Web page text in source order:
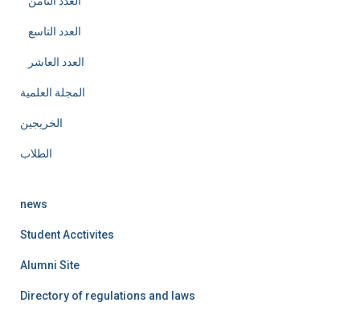
العدد التاسع
العدد العاشر
المجلة العلمية
الخريجين
الطلاب
news
Student Acctivites
Alumni Site
Directory of regulations and laws